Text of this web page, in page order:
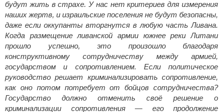
будут жить в страхе. У нас нет критериев для измерения
наших жертв, и израильские поселения не будут безопасны,
даже если оккупанты вторгнутся в любую часть Ливана.
Когда размещение ливанской армии южнее реки Литани
прошло успешно, это произошло благодаря
конструктивному сотрудничеству между армией,
государством и сопротивлением. Если политическое
руководство решает криминализировать сопротивление,
как оно потом потребует от бойцов сотрудничества?
Государство должно отменить своё решение о
криминализации сопротивления — его продолжение